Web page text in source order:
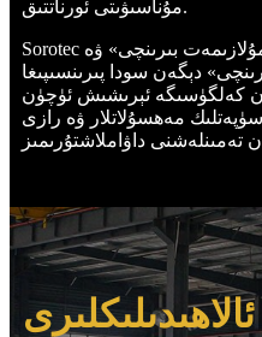
مۇناسىۋىتى ئورناتتىق.
Sorotec شىركىتى «سۈپەت بىرىنچى، مۇلازىمەت بىرىنچى» ۋە
دېگەن سودا پىرىنسىپىغا
كەلگۈسىگە ئېرىشىش ئۈچۈن
سۈپەتلىك مەھسۇلاتلار ۋە رازى